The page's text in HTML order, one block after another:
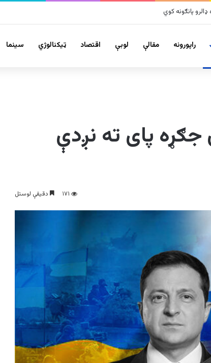
راپورونه مقالې لوبې اقتصاد ټیکنالوژي سينما
جګړه پای ته نږدې
۱۷۱ دقیقې لوستل